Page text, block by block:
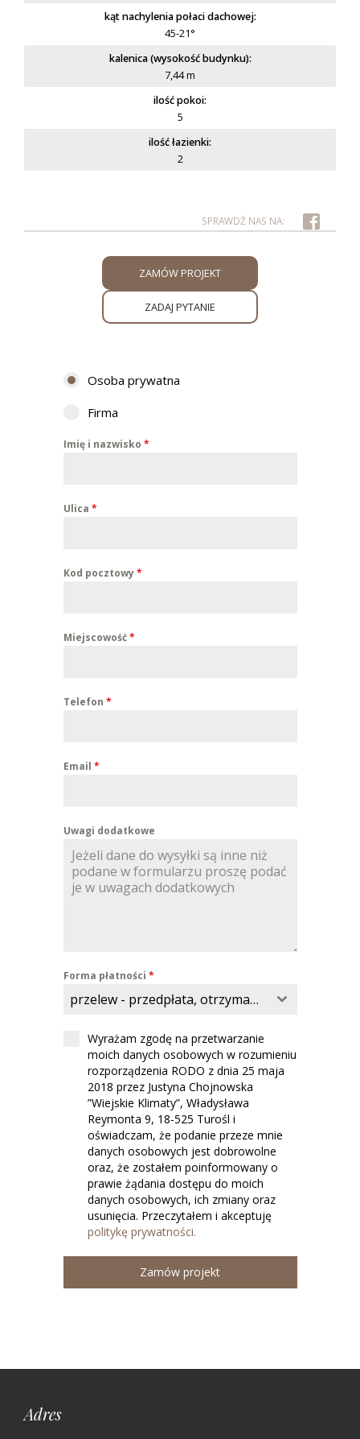
kąt nachylenia połaci dachowej:
45-21°
kalenica (wysokość budynku):
7,44 m
ilość pokoi:
5
ilość łazienki:
2
ZAMÓW PROJEKT
ZADAJ PYTANIE
Osoba prywatna
Firma
Imię i nazwisko *
Ulica *
Kod pocztowy*
Miejscowość*
Telefon *
Email *
Uwagi dodatkowe
Forma płatności *
przelew - przedpłata, otrzymasz skan faktury do opłacenia
Wyrażam zgodę na przetwarzanie
moich danych osobowych w rozumieniu
rozporządzenia RODO z dnia 25 maja
2018 przez Justyna Chojnowska
”Wiejskie Klimaty”, Władysława
Reymonta 9, 18-525 Turośl i
oświadczam, że podanie przeze mnie
danych osobowych jest dobrowolne
oraz, że zostałem poinformowany o
prawie żądania dostępu do moich
danych osobowych, ich zmiany oraz
usunięcia. Przeczytałem i akceptuję
politykę prywatności.
Zamów projekt
Adres